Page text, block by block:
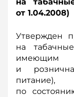
от 1.04.2008)
Утвержден
на
имеющим
и
питание),
по